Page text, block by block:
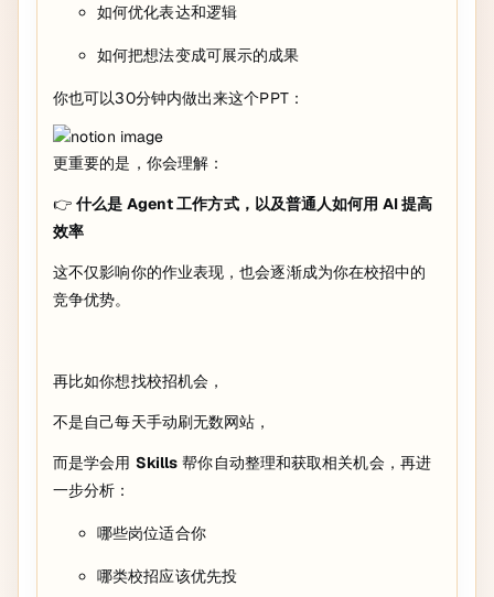
如何优化表达和逻辑
如何把想法变成可展示的成果
你也可以30分钟内做出来这个PPT：
更重要的是，你会理解：
👉什么是 Agent 工作方式，以及普通人如何用 AI 提高
效率
这不仅影响你的作业表现，也会逐渐成为你在校招中的
竞争优势。
再比如你想找校招机会，
不是自己每天手动刷无数网站，
而是学会用 Skills 帮你自动整理和获取相关机会，再进
一步分析：
哪些岗位适合你
哪类校招应该优先投